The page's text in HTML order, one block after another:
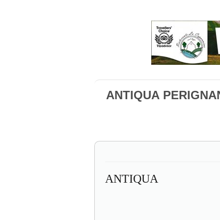
ANTIQUA
ANTIQUA